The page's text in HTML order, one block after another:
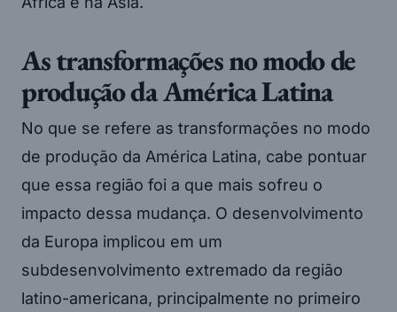
As transformações no modo de
produção da América Latina
No que se refere as transformações no modo
de produção da América Latina, cabe pontuar
que essa região foi a que mais sofreu o
impacto dessa mudança. O desenvolvimento
da Europa implicou em um
subdesenvolvimento extremado da região
latino-americana, principalmente no primeiro